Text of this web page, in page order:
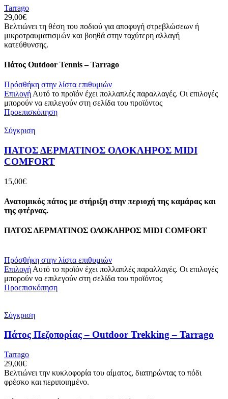
Tarrago
29,00€
Βελτιώνει τη θέση του ποδιού για αποφυγή στρεβλώσεων ή
μικροτραυματισμών και βοηθά στην ταχύτερη αλλαγή
κατεύθυνσης.
Πάτος Outdoor Tennis – Tarrago
Πρόσθήκη στην λίστα επιθυμιών
Επιλογή Αυτό το προϊόν έχει πολλαπλές παραλλαγές. Οι επιλογές
μπορούν να επιλεγούν στη σελίδα του προϊόντος
Προεπισκόπηση
Σύγκριση
ΠΑΤΟΣ ΔΕΡΜΑΤΙΝΟΣ ΟΛΟΚΛΗΡΟΣ ΜIDI
COMFORT
15,00€
Ανατομικός πάτος με στήριξη στην περιοχή της καμάρας και
της φτέρνας.
ΠΑΤΟΣ ΔΕΡΜΑΤΙΝΟΣ ΟΛΟΚΛΗΡΟΣ ΜIDI COMFORT
Πρόσθήκη στην λίστα επιθυμιών
Επιλογή Αυτό το προϊόν έχει πολλαπλές παραλλαγές. Οι επιλογές
μπορούν να επιλεγούν στη σελίδα του προϊόντος
Προεπισκόπηση
Σύγκριση
Πάτος Πεζοπορίας – Outdoor Trekking – Tarrago
Tarrago
29,00€
Βελτιώνει την κυκλοφορία του αίματος, διατηρώντας το πόδι
φρέσκο και περιποιημένο.